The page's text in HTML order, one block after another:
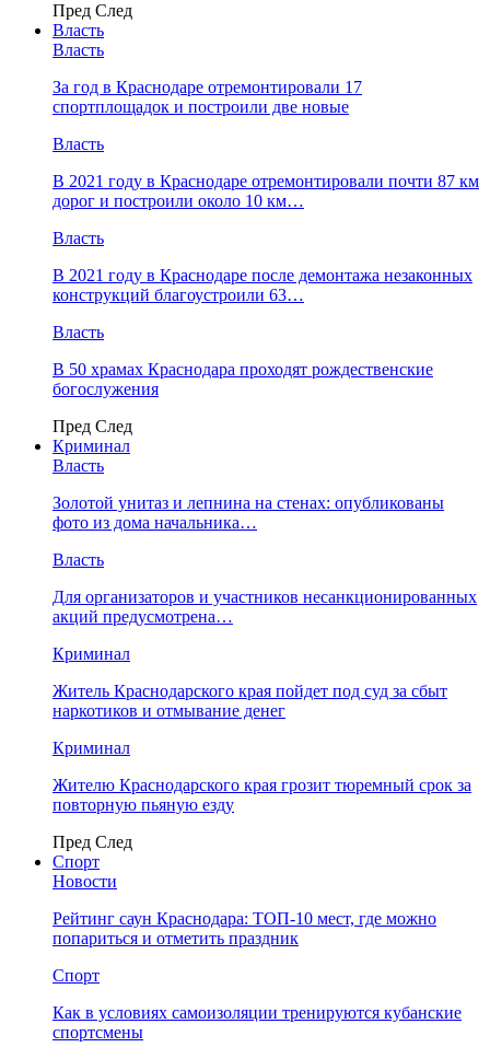
Пред След
Власть
Власть
За год в Краснодаре отремонтировали 17
спортплощадок и построили две новые
Власть
В 2021 году в Краснодаре отремонтировали почти 87 км
дорог и построили около 10 км…
Власть
В 2021 году в Краснодаре после демонтажа незаконных
конструкций благоустроили 63…
Власть
В 50 храмах Краснодара проходят рождественские
богослужения
Пред След
Криминал
Власть
​Золотой унитаз и лепнина на стенах: опубликованы
фото из дома начальника…
Власть
Для организаторов и участников несанкционированных
акций предусмотрена…
Криминал
Житель Краснодарского края пойдет под суд за сбыт
наркотиков и отмывание денег
Криминал
Жителю Краснодарского края грозит тюремный срок за
повторную пьяную езду
Пред След
Спорт
Новости
Рейтинг саун Краснодара: ТОП-10 мест, где можно
попариться и отметить праздник
Спорт
Как в условиях самоизоляции тренируются кубанские
спортсмены